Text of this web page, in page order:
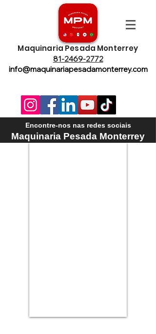
Maquinaria Pesada Monterrey
81-2469-2772
info@maquinariapesadamonterrey.com
Encontre-nos nas redes sociais
Maquinaria Pesada Monterrey